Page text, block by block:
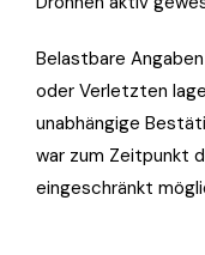
Belastbare
oder Verletzten
unabhängige
war zum Zeitpunkt
eingeschränkt